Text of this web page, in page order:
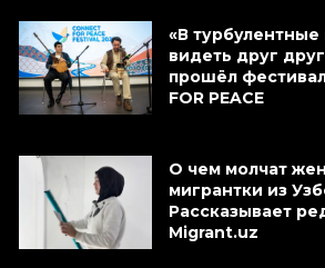
«В
видеть друг
прошёл
FOR PEACE
О чем молчат
мигрантки из
Рассказывает
Migrant.uz